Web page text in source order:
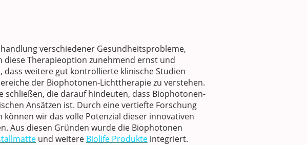
verschiedener Gesundheitsprobleme,
Therapieoption zunehmend ernst und
dass weitere gut kontrollierte klinische Studien
der Biophotonen-Lichttherapie zu verstehen.
schließen, die darauf hindeuten, dass Biophotonen-
Ansätzen ist. Durch eine vertiefte Forschung
wir das volle Potenzial dieser innovativen
Aus diesen Gründen wurde die Biophotonen
und weitere Biolife Produkte integriert.